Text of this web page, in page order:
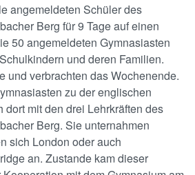
angemeldeten Schüler des
Berg für 9 Tage auf einen
50 angemeldeten Gymnasiasten
und deren Familien.
und verbrachten das Wochenende.
zu der englischen
dort mit den drei Lehrkräften des
Berg. Sie unternahmen
sich London oder auch
an. Zustande kam dieser